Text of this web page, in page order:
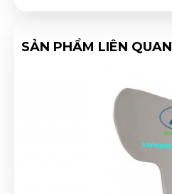
SẢN PHẨM LIÊN QUAN